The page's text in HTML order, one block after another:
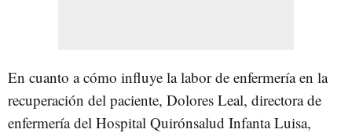
En cuanto a cómo influye la labor de enfermería en la
recuperación del paciente, Dolores Leal, directora de
enfermería del Hospital Quirónsalud Infanta Luisa,